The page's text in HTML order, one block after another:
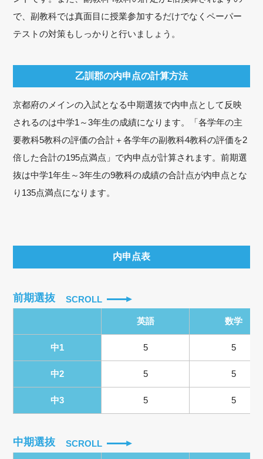
で、副教科では真面目に授業参加するだけでなくペーパー
テストの対策もしっかりと行いましょう。
乙訓郡の内申点の計算方法
京都府のメインの入試となる中期選抜で内申点として反映
されるのは中学1～3年生の成績になります。「各学年の主
要教科5教科の評価の合計＋各学年の副教科4教科の評価を2
倍した合計の195点満点」で内申点が計算されます。前期選
抜は中学1年生～3年生の9教科の成績の合計点が内申点とな
り135点満点になります。
内申点表
前期選抜 SCROLL
英語 数学
中1 5 5
中2 5 5
中3 5 5
中期選抜 SCROLL